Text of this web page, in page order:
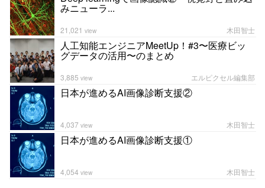
みニューラ...
木田智士
21,021 view
人工知能エンジニアMeetUp！#3〜医療ビッ
グデータの活用〜のまとめ
エルピクセル編集部
3,885 view
日本が進めるAI画像診断支援②
木田智士
4,037 view
日本が進めるAI画像診断支援①
木田智士
4,054 view